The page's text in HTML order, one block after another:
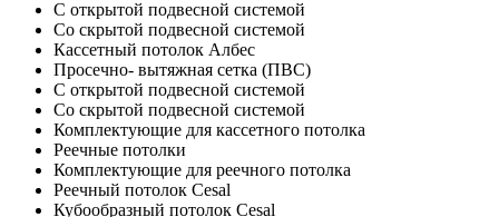
C открытой подвесной системой
Со скрытой подвесной системой
Кассетный потолок Албес
Просечно- вытяжная сетка (ПВС)
С открытой подвесной системой
Со скрытой подвесной системой
Комплектующие для кассетного потолка
Реечные потолки
Комплектующие для реечного потолка
Реечный потолок Cesal
Кубообразный потолок Cesal